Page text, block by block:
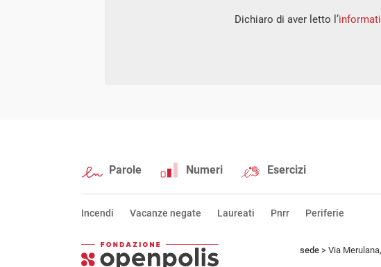
Dichiaro di aver letto l’
Parole Numeri Esercizi
Incendi Vacanze negate Laureati Pnrr Periferie
sede > Via